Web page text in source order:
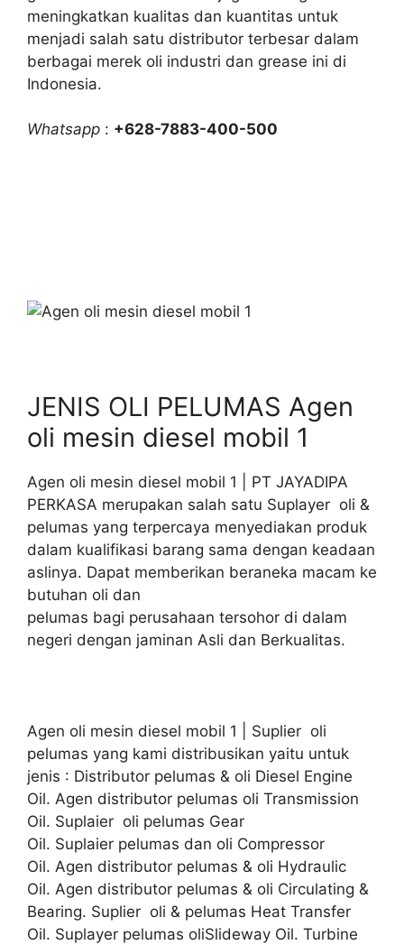
meningkatkan kualitas dan kuantitas untuk
menjadi salah satu distributor terbesar dalam
berbagai merek oli industri dan grease ini di
Indonesia.
Whatsapp : +628-7883-400-500
JENIS OLI PELUMAS Agen
oli mesin diesel mobil 1
Agen oli mesin diesel mobil 1 | PT JAYADIPA
PERKASA merupakan salah satu Suplayer oli &
pelumas yang terpercaya menyediakan produk
dalam kualifikasi barang sama dengan keadaan
aslinya. Dapat memberikan beraneka macam ke
butuhan oli dan
pelumas bagi perusahaan tersohor di dalam
negeri dengan jaminan Asli dan Berkualitas.
Agen oli mesin diesel mobil 1 | Suplier oli
pelumas yang kami distribusikan yaitu untuk
jenis : Distributor pelumas & oli Diesel Engine
Oil. Agen distributor pelumas oli Transmission
Oil. Suplaier oli pelumas Gear
Oil. Suplaier pelumas dan oli Compressor
Oil. Agen distributor pelumas & oli Hydraulic
Oil. Agen distributor pelumas & oli Circulating &
Bearing. Suplier oli & pelumas Heat Transfer
Oil. Suplayer pelumas oliSlideway Oil. Turbine